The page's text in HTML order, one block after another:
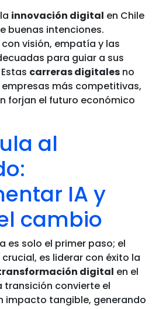
innovación digital en Chile
buenas intenciones.
visión, empatía y las
para guiar a sus
carreras digitales no
más competitivas,
forjan el futuro económico
al
IA y
cambio
es solo el primer paso; el
es liderar con éxito la
digital en el
transición convierte el
impacto tangible, generando